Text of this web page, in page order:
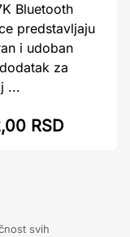
Bluetooth
predstavljaju
i udoban
za
...
RSD
svih